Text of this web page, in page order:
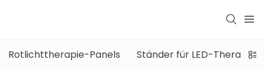
Rotlichttherapie-Panels Ständer für LED-